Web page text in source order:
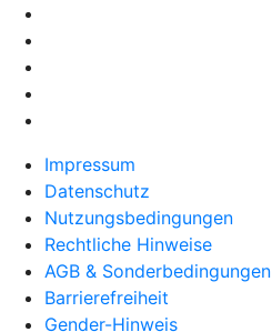
Impressum
Datenschutz
Nutzungsbedingungen
Rechtliche Hinweise
AGB & Sonderbedingungen
Barrierefreiheit
Gender-Hinweis